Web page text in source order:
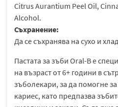
Citrus Aurantium Peel Oil,
Alcohol.
Съхранение:
Да се съхранява на сухо и
Пастата за зъби Oral-B е
на възраст от 6+ години в
зъболекари, за да помогне
кариес, като предпазва